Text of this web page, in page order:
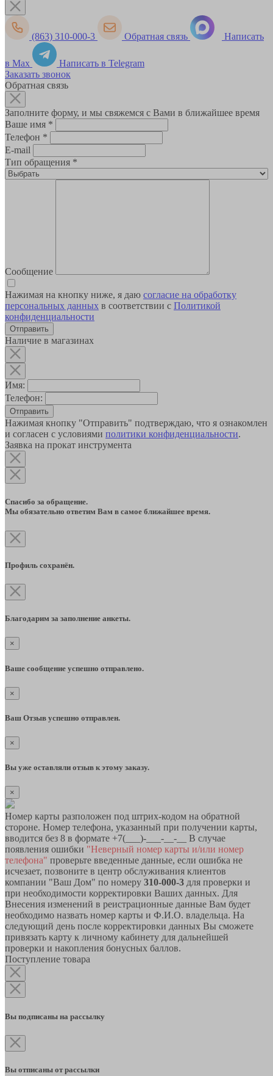
(863) 310-000-3 Обратная связь Написать
в Max
Написать в Telegram
Заказать звонок
Обратная связь
Заполните форму, и мы свяжемся с Вами в ближайшее время
Ваше имя *
Телефон *
E-mail
Тип обращения *
Сообщение
Нажимая на кнопку ниже, я даю согласие на обработку
персональных данных в соответствии с Политикой
конфиденциальности
Наличие в магазинах
Имя:
Телефон:
Отправить
Нажимая кнопку "Отправить" подтверждаю, что я ознакомлен
и согласен с условиями политики конфиденциальности.
Заявка на прокат инструмента
Спасибо за обращение.
Мы обязательно ответим Вам в самое ближайшее время.
Профиль сохранён.
Благодарим за заполнение анкеты.
×
Ваше сообщение успешно отправлено.
×
Ваш Отзыв успешно отправлен.
×
Вы уже оставляли отзыв к этому заказу.
×
Номер карты разположен под штрих-кодом на обратной
стороне. Номер телефона, указанный при получении карты,
вводится без 8 в формате +7(___)-___-__-__ В случае
появления ошибки "Неверный номер карты и/или номер
телефона" проверьте введенные данные, если ошибка не
исчезает, позвоните в центр обслуживания клиентов
компании "Ваш Дом" по номеру 310-000-3 для проверки и
при необходимости корректировки Ваших данных. Для
Внесения изменений в реистрационные данные Вам будет
необходимо назвать номер карты и Ф.И.О. владельца. На
следующий день после корректировки данных Вы сможете
привязать карту к личному кабинету для дальнейшей
проверки и накопления бонусных баллов.
Поступление товара
Вы подписаны на рассылку
Вы отписаны от рассылки